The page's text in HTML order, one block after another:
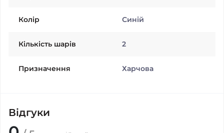
Колiр Синій
Кількість шарів 2
Призначення Харчова
Відгуки